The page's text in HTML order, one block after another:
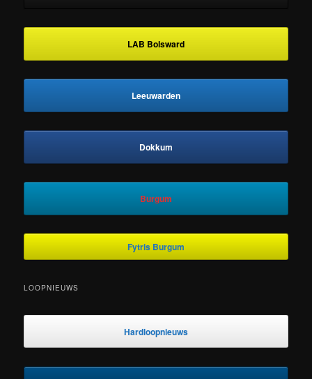
LAB Bolsward
Leeuwarden
Dokkum
Burgum
Fytris Burgum
LOOPNIEUWS
Hardloopnieuws